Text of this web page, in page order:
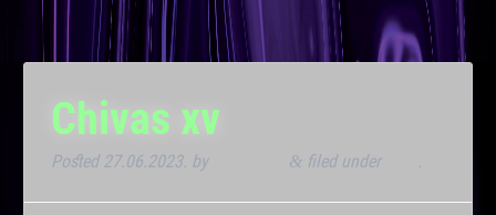
Chivas xv
Posted 27.06.2023. by & filed under .